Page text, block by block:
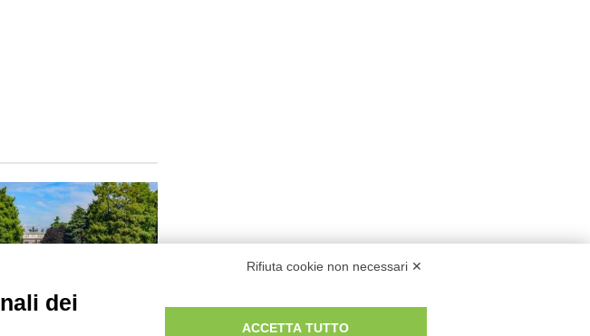
Rifiuta cookie non necessari ✕
dei
ACCETTA TUTTO